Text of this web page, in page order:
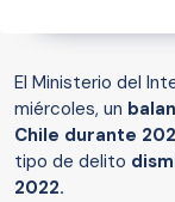
El Ministerio del
miércoles, un
Chile durante
tipo de delito
2022.